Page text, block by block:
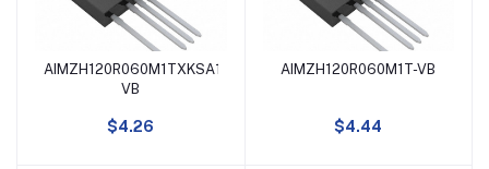
TO3P
SOT23-6
TO247
98A
13A
10A
添加到购物车
AIMZH120R060M1TXKSA1-
VB
$4.26
添加到购物车
AIMZH120R060M1T-VB
$4.44